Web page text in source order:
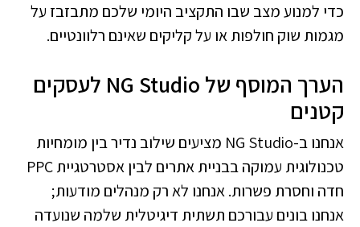
כדי למנוע מצב שבו התקציב היומי שלכם מתבזבז על
מגמות שוק חולפות או על קליקים שאינם רלוונטיים.
הערך המוסף של NG Studio לעסקים
קטנים
אנחנו ב-NG Studio מציעים שילוב נדיר בין מומחיות
טכנולוגית עמוקה בבניית אתרים לבין אסטרטגיית PPC
חדה וחסרת פשרות. אנחנו לא רק מנהלים מודעות;
אנחנו בונים עבורכם תשתית דיגיטלית שלמה שנועדה